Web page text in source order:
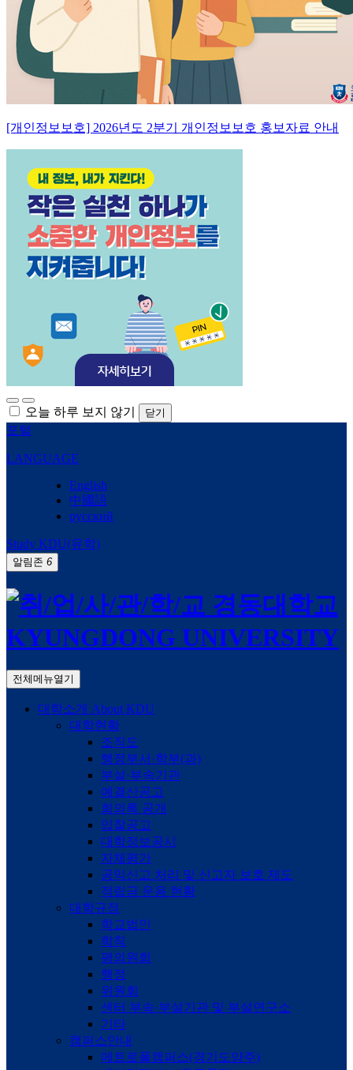
[개인정보보호] 2026년도 2분기 개인정보보호 홍보자료 안내
오늘 하루 보지 않기 닫기
포털
LANGUAGE
English
中國語
русский
Study KDU(유학)
알림존 6
전체메뉴열기
대학소개 About KDU
대학현황
조직도
행정부서·학부(과)
부설·부속기관
예결산공고
회의록 공개
입찰공고
대학정보공시
자체평가
공익신고 처리 및 신고자 보호 제도
적립금 운용 현황
대학규정
학교법인
학칙
평의원회
행정
위원회
센터 부속·부설기관 및 부설연구소
기타
캠퍼스안내
메트로폴캠퍼스(경기도양주)